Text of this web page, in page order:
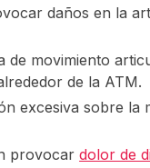
daños en la
de movimiento
de la ATM.
excesiva sobre la
provocardolor de